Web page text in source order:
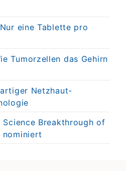
eine Tablette pro
Tumorzellen das Gehirn
Netzhaut-
Breakthrough of
nominiert